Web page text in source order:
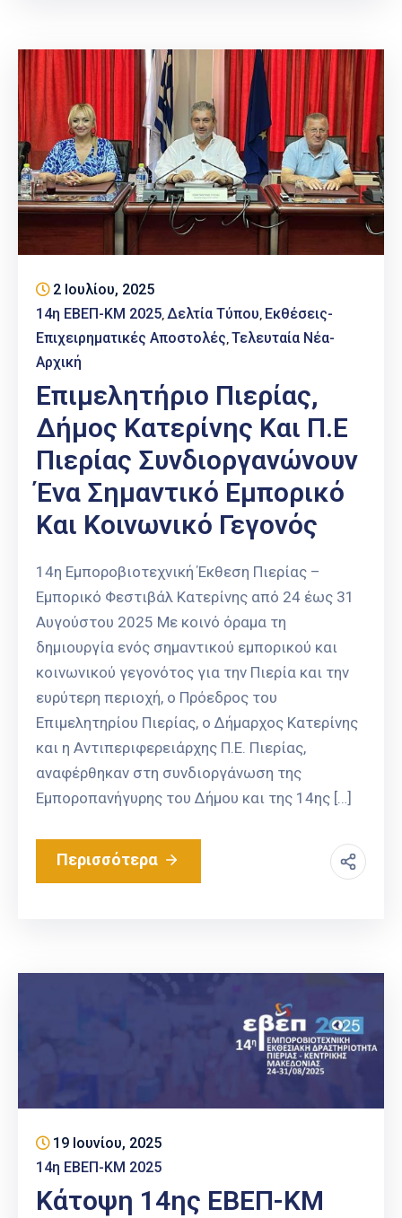
2 Ιουλίου, 2025
14η ΕΒΕΠ-ΚΜ 2025‚ Δελτία Τύπου‚ Εκθέσεις-
Επιχειρηματικές Αποστολές‚ Τελευταία Νέα-
Αρχική
Επιμελητήριο Πιερίας,
Δήμος Κατερίνης Και Π.Ε
Πιερίας Συνδιοργανώνουν
Ένα Σημαντικό Εμπορικό
Και Κοινωνικό Γεγονός
14η Εμποροβιοτεχνική Έκθεση Πιερίας –
Εμπορικό Φεστιβάλ Κατερίνης από 24 έως 31
Αυγούστου 2025 Με κοινό όραμα τη
δημιουργία ενός σημαντικού εμπορικού και
κοινωνικού γεγονότος για την Πιερία και την
ευρύτερη περιοχή, ο Πρόεδρος του
Επιμελητηρίου Πιερίας, ο Δήμαρχος Κατερίνης
και η Αντιπεριφερειάρχης Π.Ε. Πιερίας,
αναφέρθηκαν στη συνδιοργάνωση της
Εμποροπανήγυρης του Δήμου και της 14ης […]
Περισσότερα
19 Ιουνίου, 2025
14η ΕΒΕΠ-ΚΜ 2025
Κάτοψη 14ης ΕΒΕΠ-ΚΜ